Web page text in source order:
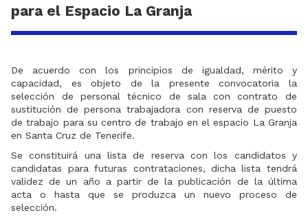
para el Espacio La Granja
De acuerdo con los principios de igualdad, mérito y
capacidad, es objeto de la presente convocatoria la
selección de personal técnico de sala con contrato de
sustitución de persona trabajadora con reserva de puesto
de trabajo para su centro de trabajo en el espacio La Granja
en Santa Cruz de Tenerife.
Se constituirá una lista de reserva con los candidatos y
candidatas para futuras contrataciones, dicha lista tendrá
validez de un año a partir de la publicación de la última
acta o hasta que se produzca un nuevo proceso de
selección.